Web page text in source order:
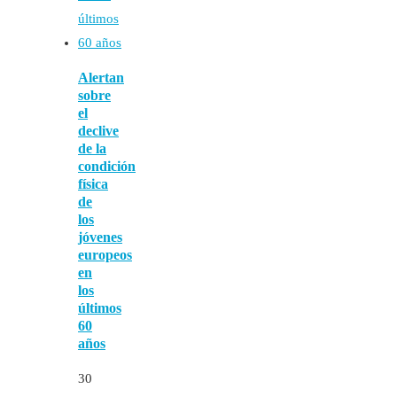
Alertan
sobre
el
declive
de la
condición
física
de
los
jóvenes
europeos
en
los
últimos
60
años
30